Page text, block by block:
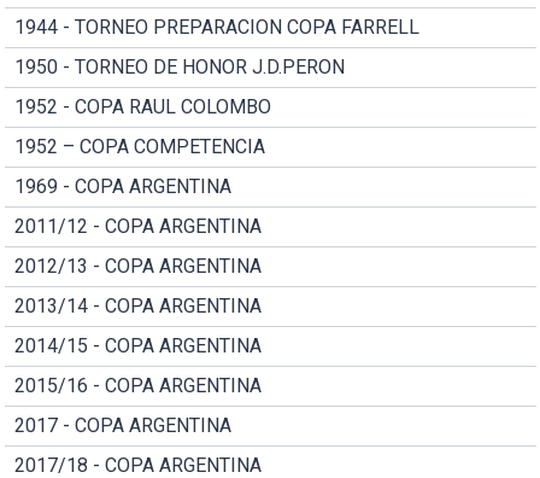
1944 - TORNEO PREPARACION COPA FARRELL
1950 - TORNEO DE HONOR J.D.PERON
1952 - COPA RAUL COLOMBO
1952 – COPA COMPETENCIA
1969 - COPA ARGENTINA
2011/12 - COPA ARGENTINA
2012/13 - COPA ARGENTINA
2013/14 - COPA ARGENTINA
2014/15 - COPA ARGENTINA
2015/16 - COPA ARGENTINA
2017 - COPA ARGENTINA
2017/18 - COPA ARGENTINA